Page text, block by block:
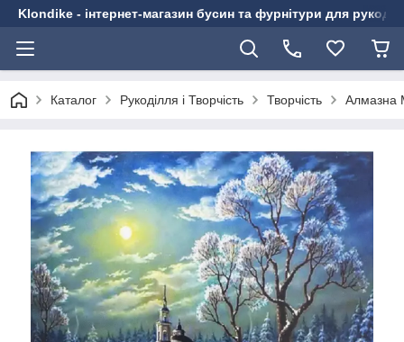
Klondike - інтернет-магазин бусин та фурнітури для
Каталог Рукоділля і Творчість Творчість Алмазна